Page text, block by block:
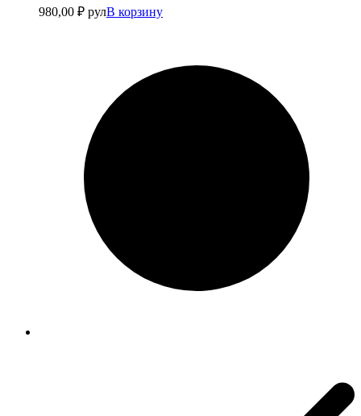
980,00 ₽ рулВ корзину